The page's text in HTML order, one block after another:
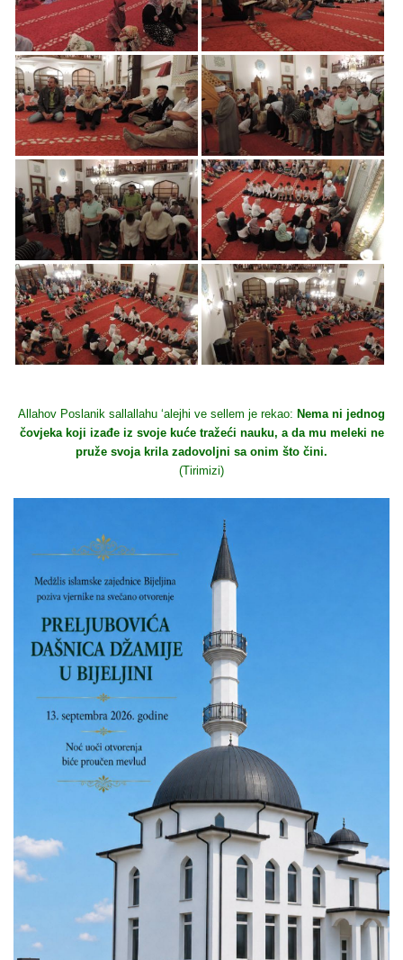
Allahov Poslanik sallallahu ‘alejhi ve sellem je rekao: Nema ni jednog
čovjeka koji izađe iz svoje kuće tražeći nauku, a da mu meleki ne
pruže svoja krila zadovoljni sa onim što čini.
(Tirimizi)